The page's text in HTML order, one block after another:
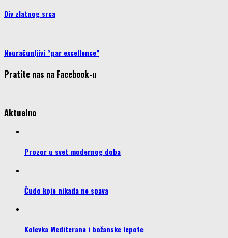
Div zlatnog srca
Neuračunljivi “par excellence”
Pratite nas na Facebook-u
Aktuelno
Prozor u svet modernog doba
Čudo koje nikada ne spava
Kolevka Mediterana i božanske lepote